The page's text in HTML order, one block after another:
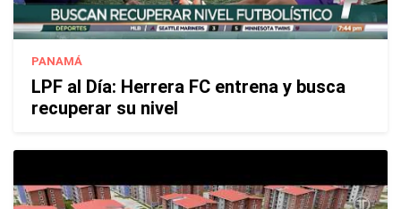
PANAMÁ
LPF al Día: Herrera FC entrena y busca
recuperar su nivel